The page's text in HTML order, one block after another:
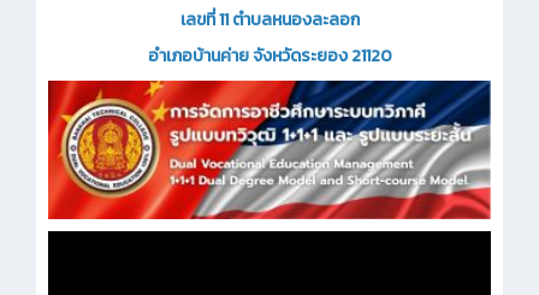
เลขที่ 11 ตำบลหนองละลอก
อำเภอบ้านค่าย จังหวัดระยอง 21120